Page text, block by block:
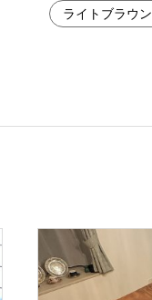
ライトブラウン